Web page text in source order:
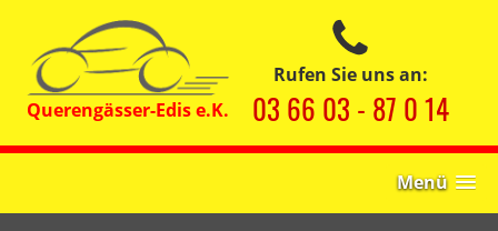
Rufen Sie uns an:
03 66 03 - 87 0 14
Menü